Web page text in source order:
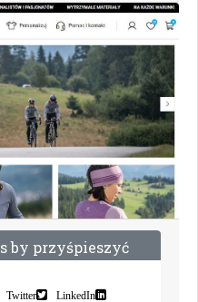
sby przyśpieszyć
Twitter LinkedIn